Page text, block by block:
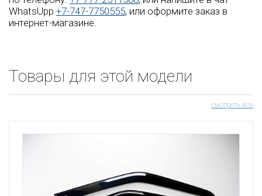
WhatsUpp +7-747-7750555, или оформите заказ в
интернет-магазине.
Товары для этой модели
смотреть все